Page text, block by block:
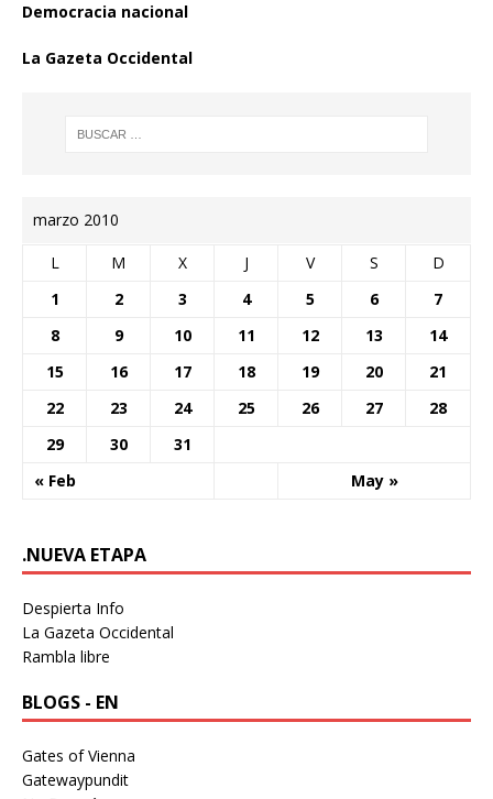
Democracia nacional
La Gazeta Occidental
marzo 2010
L M X J V S D
« Feb May »
1 2 3 4 5 6
7
8
9 10 11 12 13
14
15
16 17 18 19 20
21
22
23 24 25 26 27
28
29
30 31
.NUEVA ETAPA
Despierta Info
La Gazeta Occidental
Rambla libre
BLOGS - EN
Gates of Vienna
Gatewaypundit